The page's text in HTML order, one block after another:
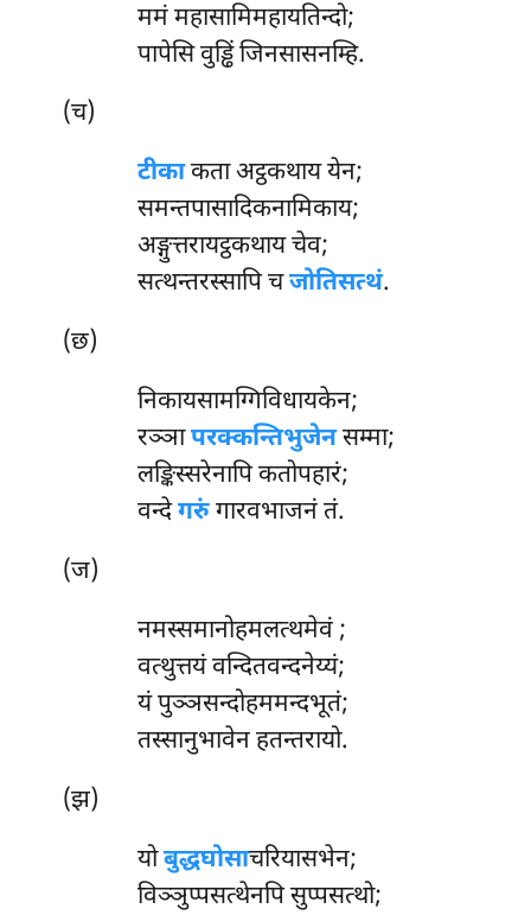
ममं महासामिमहायतिन्दो;
पापेसि वुड्ढिं जिनसासनम्हि.
(च)
टीकाकता अट्ठकथाय येन;
समन्तपासादिकनामिकाय;
अङ्गुत्तरायट्ठकथाय चेव;
सत्थन्तरस्सापि चजोतिसत्थं.
(छ)
निकायसामग्गिविधायकेन;
रञ्ञापरक्कन्तिभुजेनसम्मा;
लङ्किस्सरेनापि कतोपहारं;
वन्देगरुंगारवभाजनं तं.
(ज)
नमस्समानोहमलत्थमेवं ;
वत्थुत्तयं वन्दितवन्दनेय्यं;
यं पुञ्ञसन्दोहममन्दभूतं;
तस्सानुभावेन हतन्तरायो.
(झ)
योबुद्धघोसाचरियासभेन;
विञ्ञुप्पसत्थेनपि सुप्पसत्थो;